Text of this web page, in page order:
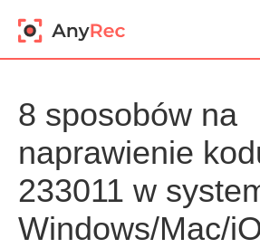
8 sposobów na
naprawienie
233011 w
Windows/Mac/